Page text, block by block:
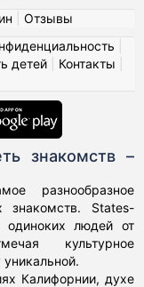
Отзывы
детей| Контакты
знакомств –
разнообразное
знакомств. States-
одиноких людей от
культурное
Калифорнии, духе